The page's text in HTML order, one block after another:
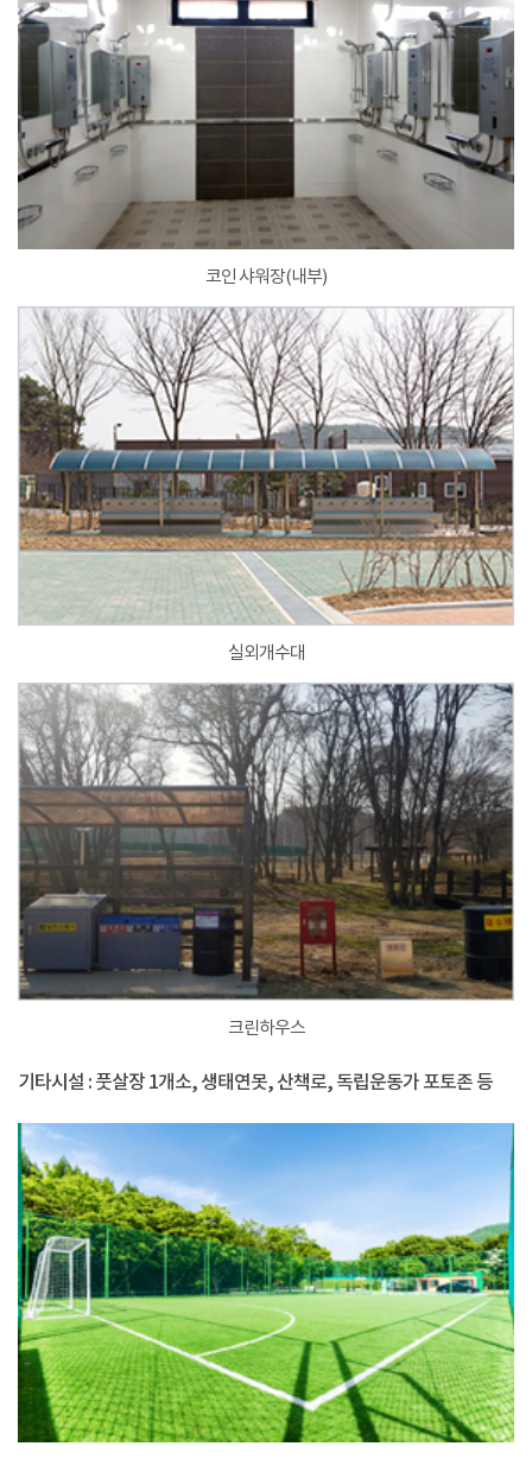
코인 샤워장(내부)
실외개수대
크린하우스
기타시설 : 풋살장 1개소, 생태연못, 산책로, 독립운동가 포토존 등